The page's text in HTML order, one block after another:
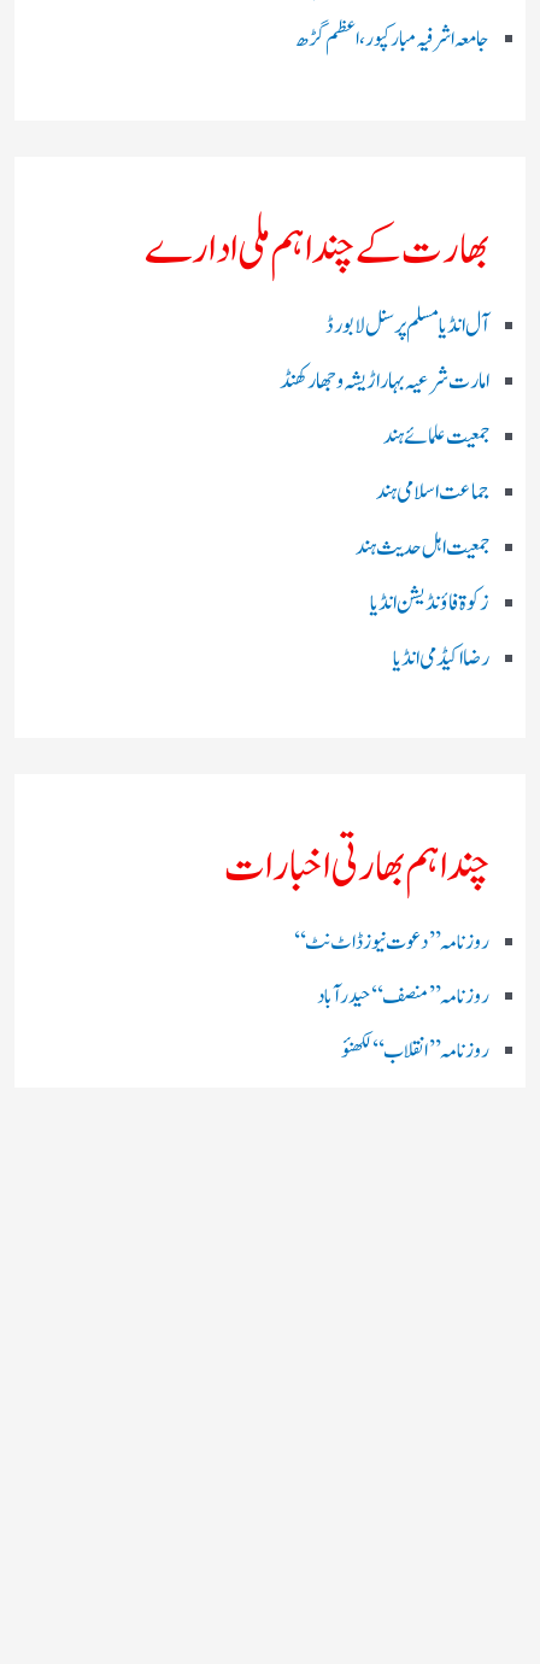
جامعہ اشرفیہ مبارکپور،اعظم گڑھ
بھارت کے چند اہم ملی ادارے
آل انڈیا مسلم پرسنل لا بورڈ
امارت شرعیہ بہار اڑیشہ و جھارکھنڈ
جمعیت علمائے ہند
جماعت اسلامی ہند
جمعیت اہل حدیث ہند
زکوۃ فاؤنڈیشن انڈیا
رضا اکیڈمی انڈیا
چند اہم بھارتی اخبارات
روز نامہ ’’ دعوت نیوز ڈاٹ نٹ‘‘
روزنامہ ’’ منصف‘‘ حیدر آباد
روزنامہ ’’ انقلاب‘‘ لکھنؤ